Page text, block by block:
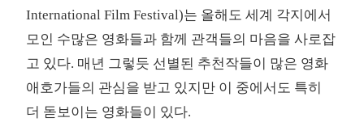
International Film Festival)는 올해도 세계 각지에서
모인 수많은 영화들과 함께 관객들의 마음을 사로잡
고 있다. 매년 그렇듯 선별된 추천작들이 많은 영화
애호가들의 관심을 받고 있지만 이 중에서도 특히
더 돋보이는 영화들이 있다.